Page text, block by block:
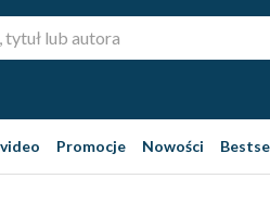
Promocje Nowości